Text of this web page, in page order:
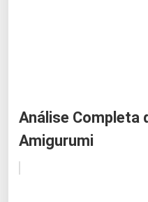
Análise Completa
Amigurumi